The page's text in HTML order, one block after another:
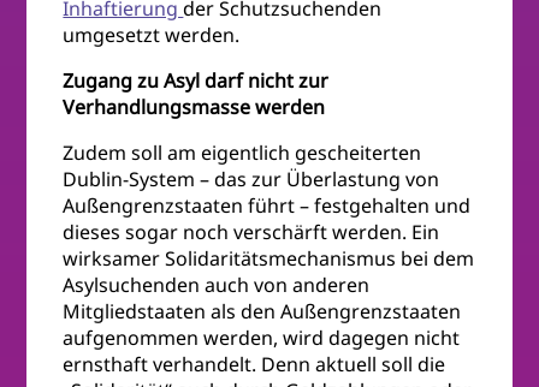
Inhaftierungder Schutzsuchenden
umgesetzt werden.
Zugang zu Asyl darf nicht zur
Verhandlungsmasse werden
Zudem soll am eigentlich gescheiterten
Dublin-System – das zur Überlastung von
Außengrenzstaaten führt – festgehalten und
dieses sogar noch verschärft werden. Ein
wirksamer Solidaritätsmechanismus bei dem
Asylsuchenden auch von anderen
Mitgliedstaaten als den Außengrenzstaaten
aufgenommen werden, wird dagegen nicht
ernsthaft verhandelt. Denn aktuell soll die